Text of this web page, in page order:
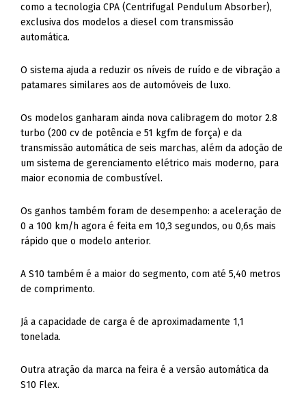
como a tecnologia CPA (Centrifugal Pendulum Absorber),
exclusiva dos modelos a diesel com transmissão
automática.
O sistema ajuda a reduzir os níveis de ruído e de vibração a
patamares similares aos de automóveis de luxo.
Os modelos ganharam ainda nova calibragem do motor 2.8
turbo (200 cv de potência e 51 kgfm de força) e da
transmissão automática de seis marchas, além da adoção de
um sistema de gerenciamento elétrico mais moderno, para
maior economia de combustível.
Os ganhos também foram de desempenho: a aceleração de
0 a 100 km/h agora é feita em 10,3 segundos, ou 0,6s mais
rápido que o modelo anterior.
A S10 também é a maior do segmento, com até 5,40 metros
de comprimento.
Já a capacidade de carga é de aproximadamente 1,1
tonelada.
Outra atração da marca na feira é a versão automática da
S10 Flex.